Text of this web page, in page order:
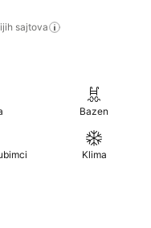
sajtova
Bazen
Klima